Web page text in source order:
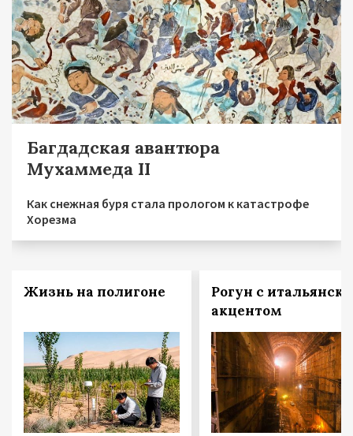
Багдадская авантюра
Мухаммеда II
Как снежная буря стала прологом к катастрофе
Хорезма
Жизнь на полигоне
Рогун с
акцентом